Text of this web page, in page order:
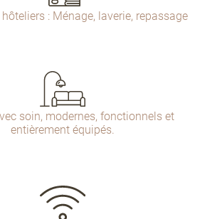
: Ménage, laverie, repassage
soin, modernes, fonctionnels et
entièrement équipés.